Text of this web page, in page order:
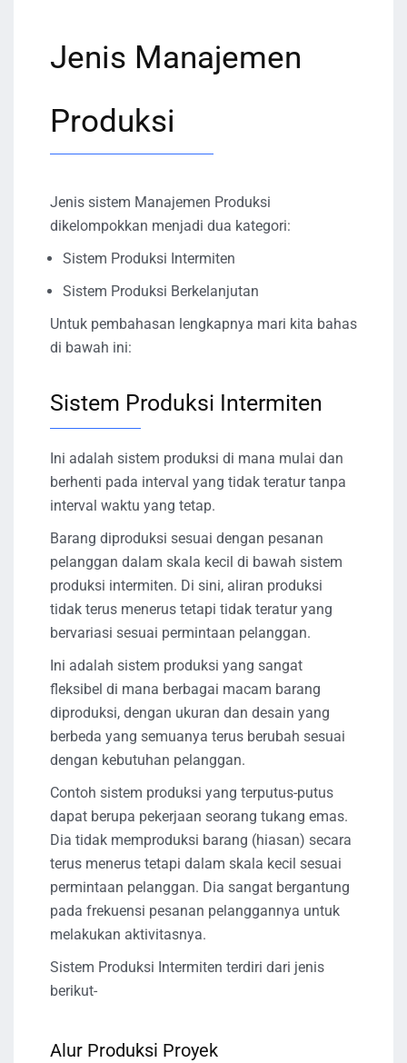
Jenis Manajemen
Produksi
Jenis sistem Manajemen Produksi
dikelompokkan menjadi dua kategori:
Sistem Produksi Intermiten
Sistem Produksi Berkelanjutan
Untuk pembahasan lengkapnya mari kita bahas
di bawah ini:
Sistem Produksi Intermiten
Ini adalah sistem produksi di mana mulai dan
berhenti pada interval yang tidak teratur tanpa
interval waktu yang tetap.
Barang diproduksi sesuai dengan pesanan
pelanggan dalam skala kecil di bawah sistem
produksi intermiten. Di sini, aliran produksi
tidak terus menerus tetapi tidak teratur yang
bervariasi sesuai permintaan pelanggan.
Ini adalah sistem produksi yang sangat
fleksibel di mana berbagai macam barang
diproduksi, dengan ukuran dan desain yang
berbeda yang semuanya terus berubah sesuai
dengan kebutuhan pelanggan.
Contoh sistem produksi yang terputus-putus
dapat berupa pekerjaan seorang tukang emas.
Dia tidak memproduksi barang (hiasan) secara
terus menerus tetapi dalam skala kecil sesuai
permintaan pelanggan. Dia sangat bergantung
pada frekuensi pesanan pelanggannya untuk
melakukan aktivitasnya.
Sistem Produksi Intermiten terdiri dari jenis
berikut-
Alur Produksi Proyek